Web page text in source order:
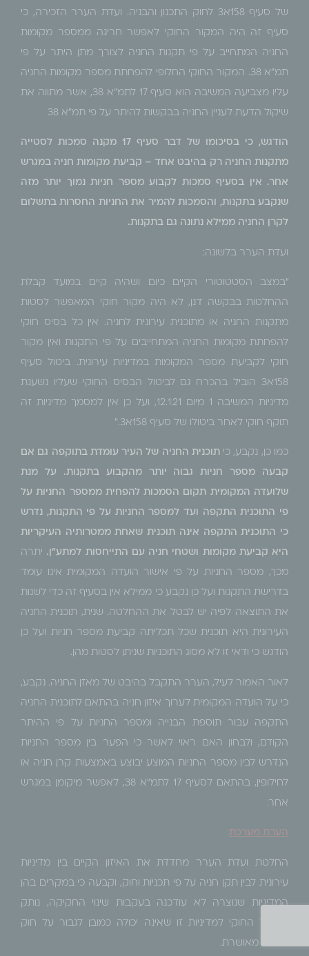
של סעיף 158א3 לחוק התכנון והבניה. ועדת הערר הזכירה, כי
סעיף זה היה המקור החוקי לאפשר חריגה ממספר מקומות
החניה המתחייב על פי תקנות החניה לצורך מתן היתר על פי
תמ"א 38. המקור החוקי החלופי להפחתת מספר מקומות החניה
עליו מצביעה המשיבה הוא סעיף 17 לתמ"א 38, אשר מתווה את
שיקול הדעת לעניין החניה בבקשות להיתר על פי תמ"א 38
הודגש, כי בסיכומו של דבר סעיף 17 מקנה סמכות לסטייה
מתקנות החניה רק בהיבט אחד – קביעת מקומות חניה במגרש
אחר. אין בסעיף סמכות לקבוע מספר חניות נמוך יותר מזה
שנקבע בתקנות, והסמכות להמיר את החניות החסרות בתשלום
לקרן החניה ממילא נתונה גם בתקנות.
ועדת הערר בלשונה:
"במצב הסטטוטורי הקיים כיום ושהיה קיים במועד קבלת
ההחלטות בבקשה דנן, לא היה מקור חוקי המאפשר לסטות
מתקנות החניה או מתוכנית עירונית לחניה. אין כל בסיס חוקי
להפחתת מקומות החניה המתחייבים על פי התקנות ואין מקור
חוקי לקביעת מספר המקומות במדיניות עירונית. ביטול סעיף
158א3 הוביל בהכרח גם לביטול הבסיס החוקי שעליו נשענת
מדיניות המשיבה 1 מיום 12.1.21, ועל כן אין למסמך מדיניות זה
תוקף חוקי לאחר ביטולו של סעיף 158א3."
כמו כן, נקבע, כיתוכנית החניה של העיר עומדת בתוקפה גם אם
קבעה מספר חניות גבוה יותר מהקבוע בתקנות. על מנת
שלועדה המקומית תקום הסמכות להפחית ממספר החניות על
פי התוכנית התקפה ועד למספר החניות על פי התקנות, נדרש
כי התוכנית התקפה אינה תוכנית שאחת ממטרותיה העיקריות
היא קביעת מקומות ושטחי חניה עם התייחסות למתע"ן. יתרה
מכך, מספר החניות על פי אישור הועדה המקומית אינו עומד
בדרישת התקנות ועל כן נקבע כי ממילא אין בסעיף זה כדי לשנות
את התוצאה לפיה יש לבטל את ההחלטה. שנית, תוכנית החניה
העירונית היא תוכנית שכל תכליתה קביעת מספר חניות ועל כן
הודגש כי ודאי זו לא מסוג התוכניות שניתן לסטות מהן.
לאור האמור לעיל, הערר התקבל בהיבט של מאזן החניה. נקבע,
כי על הועדה המקומית לערוך איזון חניה בהתאם לתוכנית החניה
התקפה עבור תוספת הבנייה ומספר החניות על פי ההיתר
הקודם, ולבחון האם ראוי לאשר כי הפער בין מספר החניות
הנדרש לבין מספר החניות המוצע יבוצע באמצעות קרן חניה או
לחילופין, בהתאם לסעיף 17 לתמ"א 38, לאפשר מיקומן במגרש
אחר.
הערת מערכת:
החלטת ועדת הערר מחדדת את האיזון הקיים בין מדיניות
עירונית לבין תקן חניה על פי תכניות וחוק, וקבעה כי במקרים בהן
המדיניות שנוצרה לא עודכנה בעקבות שינוי החקיקה, נותק
המקור החוקי למדיניות זו שאינה יכולה כמובן לגבור על חוק
ותכנית מאושרת.